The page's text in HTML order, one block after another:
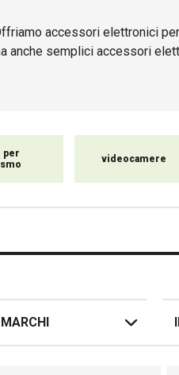
accessori elettronici
anche semplici accessori
anche pratici
per
videocamere
MARCHI